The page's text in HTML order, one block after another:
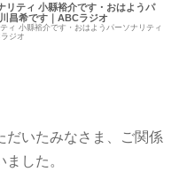
リティ 小縣裕介です・おはようパ
昌希です｜ABCラジオ
ィ 小縣裕介です・おはようパーソナリティ
ジオ
だいたみなさま、ご関係
した。